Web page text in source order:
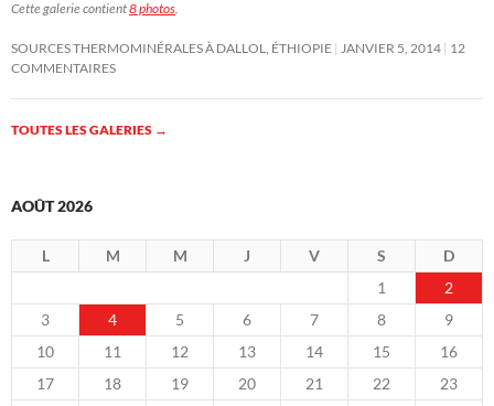
Cette galerie contient8 photos
SOURCES THERMOMINÉRALES À DALLOL, ÉTHIOPIE JANVIER 5, 2014 12
COMMENTAIRES
TOUTES LES GALERIES →
AOÛT 2026
L M M J V S
D
1
2
3
4 5 6 7 8
9
10
11 12 13 14 15
16
17
18 19 20 21 22
23